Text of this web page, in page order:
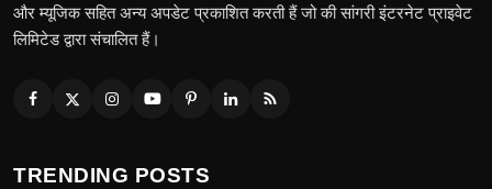
और म्यूजिक सहित अन्य अपडेट प्रकाशित करती हैं जो की सांगरी इंटरनेट प्राइवेट
लिमिटेड द्वारा संचालित हैं।
TRENDING POSTS